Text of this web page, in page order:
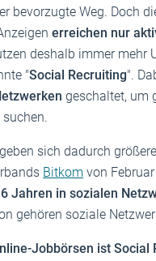
bevorzugte Weg. Doch
erreichen nur
deshalb immer mehr
"Social Recruiting".
geschaltet, um
sich dadurch
Bitkom von
Jahren in sozialen
gehören soziale
Jobbörsen ist